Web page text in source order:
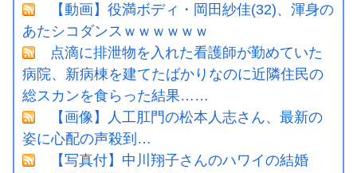
【動画】役満ボディ・岡田紗佳(32)、渾身の
あたシコダンスｗｗｗｗｗｗ
点滴に排泄物を入れた看護師が勤めていた
病院、新病棟を建てたばかりなのに近隣住民の
総スカンを食らった結果……
【画像】人工肛門の松本人志さん、最新の
姿に心配の声殺到…
【写真付】中川翔子さんのハワイの結婚